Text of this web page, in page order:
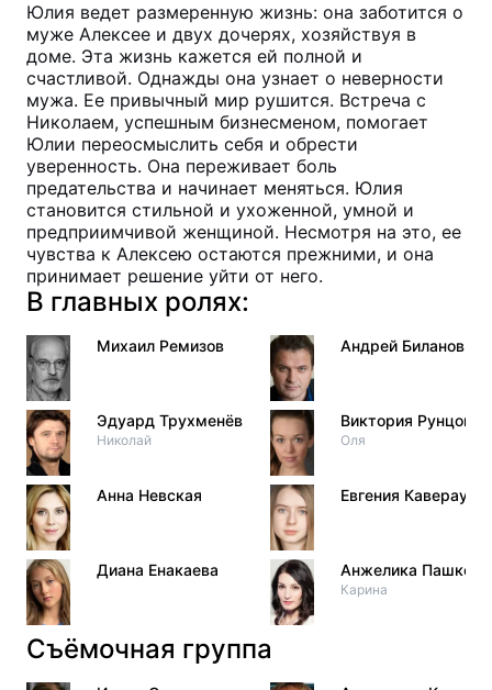
Юлия ведет размеренную жизнь: она заботится о
муже Алексее и двух дочерях, хозяйствуя в
доме. Эта жизнь кажется ей полной и
счастливой. Однажды она узнает о неверности
мужа. Ее привычный мир рушится. Встреча с
Николаем, успешным бизнесменом, помогает
Юлии переосмыслить себя и обрести
уверенность. Она переживает боль
предательства и начинает меняться. Юлия
становится стильной и ухоженной, умной и
предприимчивой женщиной. Несмотря на это, ее
чувства к Алексею остаются прежними, и она
принимает решение уйти от него.
В главных ролях:
Михаил Ремизов
Эдуард Трухменёв
Николай
Анна Невская
Диана Енакаева
Андрей Биланов
Виктория Рунцова
Оля
Евгения Каверау
Анжелика Пашкова
Карина
Съёмочная группа